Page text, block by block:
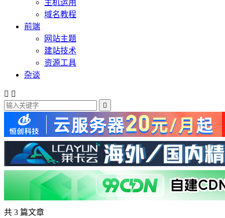
主机运用
域名教程
前端
网站主题
建站技术
资源工具
杂谈
 

共 3 篇文章